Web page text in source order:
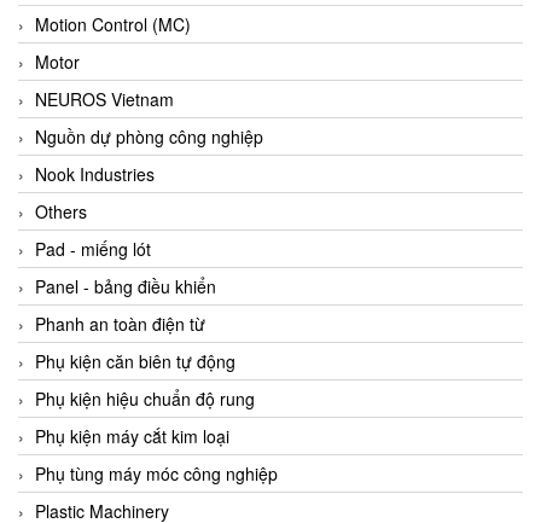
Beacon Extender
Beckhoff
Bedook
Bei Sensor
Beijer
Beinlich-pumps
Beka
BEKO
Belimo
Benetech Vietnam
Bently Nevada
Bentone Vietnam
Bernstein Vietnam
Berthold
Motion Control (MC)
Motor
NEUROS Vietnam
Nguồn dự phòng công nghiệp
Nook Industries
Others
Pad - miếng lót
Panel - bảng điều khiển
Phanh an toàn điện từ
Phụ kiện căn biên tự động
Phụ kiện hiệu chuẩn độ rung
Phụ kiện máy cắt kim loại
Phụ tùng máy móc công nghiệp
Plastic Machinery